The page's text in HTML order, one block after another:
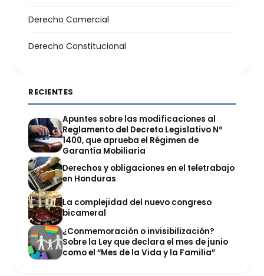
Derecho Comercial
Derecho Constitucional
RECIENTES
Apuntes sobre las modificaciones al
Reglamento del Decreto Legislativo Nº
1400, que aprueba el Régimen de
Garantía Mobiliaria
Derechos y obligaciones en el teletrabajo
en Honduras
La complejidad del nuevo congreso
bicameral
¿Conmemoración o invisibilización?
Sobre la Ley que declara el mes de junio
como el “Mes de la Vida y la Familia”